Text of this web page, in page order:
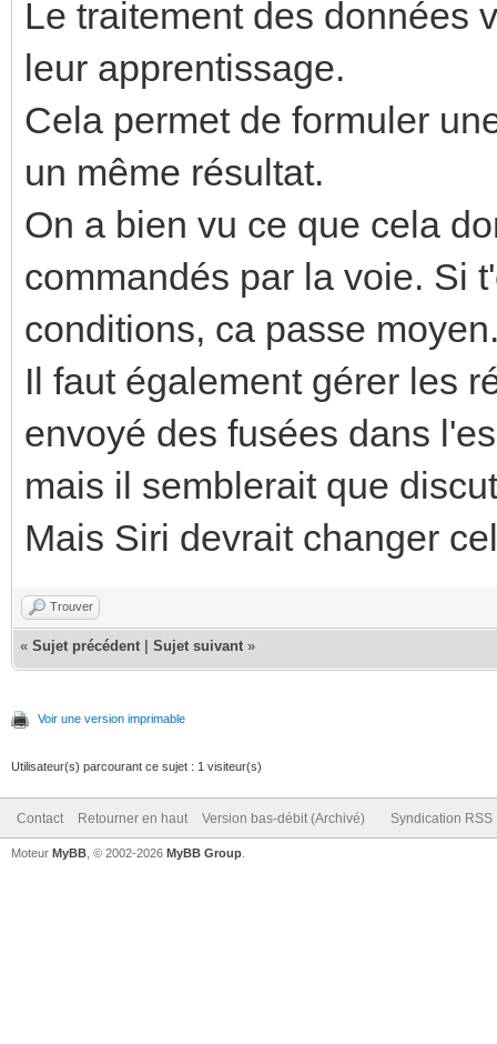
Le traitement des données
leur apprentissage.
Cela permet de formuler
un même résultat.
On a bien vu ce que cela
commandés par la voie. Si
conditions, ca passe
Il faut également gérer les
envoyé des fusées dans
mais il semblerait que
Mais Siri devrait changer
Trouver
« Sujet précédent Sujet suivant »
Voir une version imprimable
Utilisateur(s) parcourant ce sujet : 1 visiteur(s)
Contact Retourner en haut Version bas-débit (Archivé) Syndication RSS
Moteur MyBB , © 2002-2026 MyBB Group